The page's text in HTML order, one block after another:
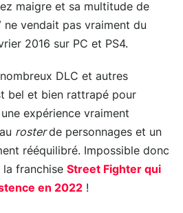
maigre et sa multitude de
ne vendait pas vraiment du
2016 sur PC et PS4.
DLC et autres
bel et bien rattrapé pour
expérience vraiment
rosterde personnages et un
rééquilibré. Impossible donc
la franchise Street Fighter qui
en 2022 !